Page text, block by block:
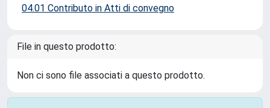
04.01 Contributo in Atti di convegno
File in questo prodotto:
Non ci sono file associati a questo prodotto.